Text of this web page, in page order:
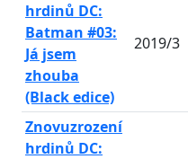
hrdinů DC:
Batman #03:
Já jsem
zhouba
(Black edice)
2019/3
Znovuzrození
hrdinů DC: